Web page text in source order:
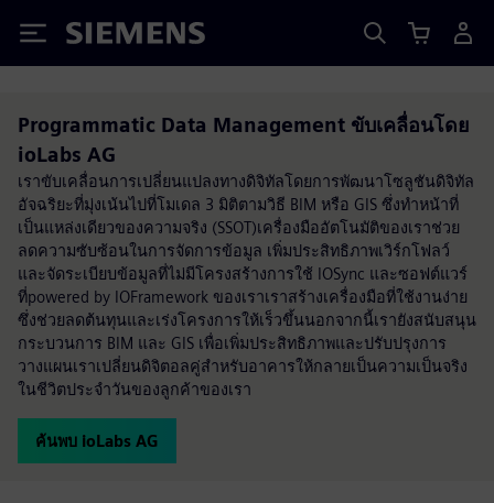
Siemens
Programmatic Data Management ขับเคลื่อนโดย
ioLabs AG
เราขับเคลื่อนการเปลี่ยนแปลงทางดิจิทัลโดยการพัฒนาโซลูชันดิจิทัล
อัจฉริยะที่มุ่งเน้นไปที่โมเดล 3 มิติตามวิธี BIM หรือ GIS ซึ่งทำหน้าที่
เป็นแหล่งเดียวของความจริง (SSOT)เครื่องมืออัตโนมัติของเราช่วย
ลดความซับซ้อนในการจัดการข้อมูล เพิ่มประสิทธิภาพเวิร์กโฟลว์
และจัดระเบียบข้อมูลที่ไม่มีโครงสร้างการใช้ IOSync และซอฟต์แวร์
ที่powered by IOFramework ของเราเราสร้างเครื่องมือที่ใช้งานง่าย
ซึ่งช่วยลดต้นทุนและเร่งโครงการให้เร็วขึ้นนอกจากนี้เรายังสนับสนุน
กระบวนการ BIM และ GIS เพื่อเพิ่มประสิทธิภาพและปรับปรุงการ
วางแผนเราเปลี่ยนดิจิตอลคู่สำหรับอาคารให้กลายเป็นความเป็นจริง
ในชีวิตประจำวันของลูกค้าของเรา
ค้นพบ ioLabs AG